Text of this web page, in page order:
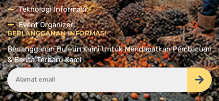
Teknologi Informasi
Event Organizer
BERLANGGANAN INFORMASI
Berlangganan Buletin Kami Untuk Mendapatkan Pembaruan
& Berita Terbaru Kami